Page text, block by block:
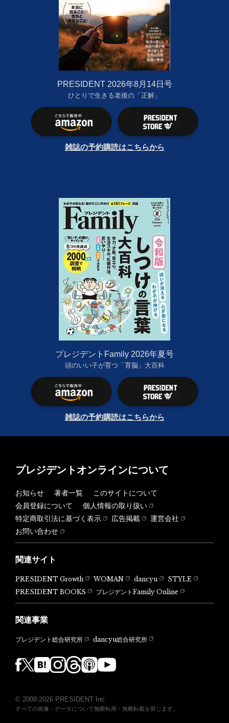
PRESIDENT 2026年8月14日号
ひとりで生きる老後の「正解」
雑誌の予約購読はこちらから
プレジデントFamily 2026年夏号
頭のいい子が育つ「育脳」大百科
雑誌の予約購読はこちらから
プレジデントオンラインについて
お知らせ 著者一覧
このサイトについて
会員登録について
個人情報の取り扱い
特定商取引法に基づく表示
広告掲載
運営会社
お問い合わせ
関連サイト
PRESIDENT Growth WOMAN dancyu
STYLE
PRESIDENT BOOKS
プレジデントFamily Online
関連事業
プレジデント総合研究所 dancyu総合研究所
© 2008-2026 PRESIDENT Inc.
すべての画像・データについて無断転用・無断転載を禁じます。